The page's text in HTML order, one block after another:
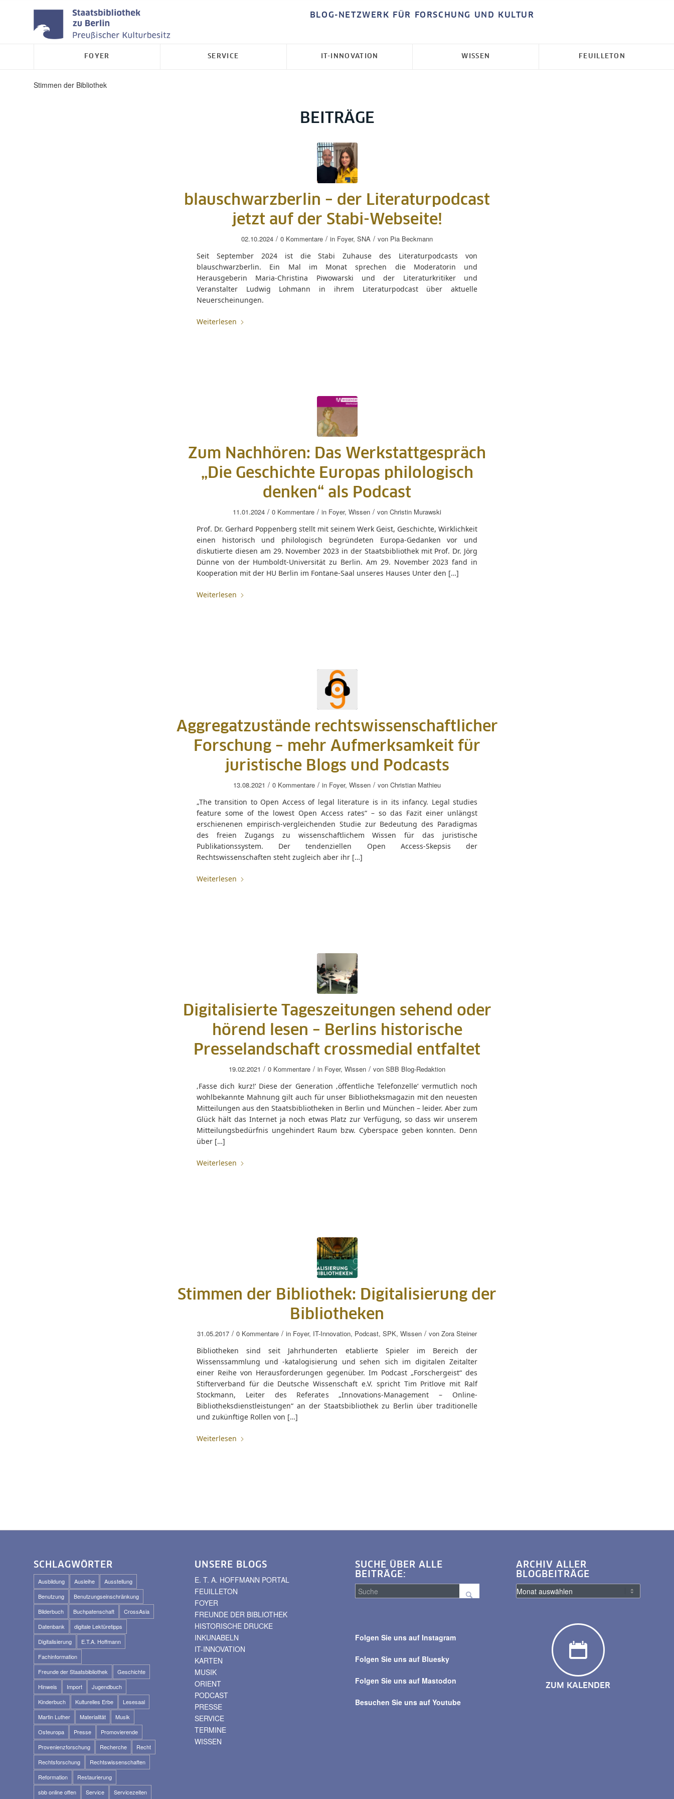
BLOG-NETZWERK FÜR FORSCHUNG UND KULTUR
FOYER SERVICE IT-INNOVATION WISSEN FEUILLETON
Stimmen der Bibliothek
BEITRÄGE
blauschwarzberlin – der Literaturpodcast
jetzt auf der Stabi-Webseite!
02.10.2024 / 0 Kommentare / in Foyer, SNA / von Pia Beckmann
Seit September 2024 ist die Stabi Zuhause des Literaturpodcasts von
blauschwarzberlin. Ein Mal im Monat sprechen die Moderatorin und
Herausgeberin Maria-Christina Piwowarski und der Literaturkritiker und
Veranstalter Ludwig Lohmann in ihrem Literaturpodcast über aktuelle
Neuerscheinungen.
Weiterlesen
Zum Nachhören: Das Werkstattgespräch
„Die Geschichte Europas philologisch
denken“ als Podcast
11.01.2024 / 0 Kommentare / in Foyer, Wissen / von Christin Murawski
Prof. Dr. Gerhard Poppenberg stellt mit seinem Werk Geist, Geschichte, Wirklichkeit
einen historisch und philologisch begründeten Europa-Gedanken vor und
diskutierte diesen am 29. November 2023 in der Staatsbibliothek mit Prof. Dr. Jörg
Dünne von der Humboldt-Universität zu Berlin. Am 29. November 2023 fand in
Kooperation mit der HU Berlin im Fontane-Saal unseres Hauses Unter den […]
Weiterlesen
Aggregatzustände rechtswissenschaftlicher
Forschung – mehr Aufmerksamkeit für
juristische Blogs und Podcasts
13.08.2021 / 0 Kommentare / in Foyer, Wissen / von Christian Mathieu
„The transition to Open Access of legal literature is in its infancy. Legal studies
feature some of the lowest Open Access rates“ – so das Fazit einer unlängst
erschienenen empirisch-vergleichenden Studie zur Bedeutung des Paradigmas
des freien Zugangs zu wissenschaftlichem Wissen für das juristische
Publikationssystem. Der tendenziellen Open Access-Skepsis der
Rechtswissenschaften steht zugleich aber ihr […]
Weiterlesen
Digitalisierte Tageszeitungen sehend oder
hörend lesen – Berlins historische
Presselandschaft crossmedial entfaltet
19.02.2021 / 0 Kommentare / in Foyer, Wissen / von SBB Blog-Redaktion
‚Fasse dich kurz!‘ Diese der Generation ‚öffentliche Telefonzelle‘ vermutlich noch
wohlbekannte Mahnung gilt auch für unser Bibliotheksmagazin mit den neuesten
Mitteilungen aus den Staatsbibliotheken in Berlin und München – leider. Aber zum
Glück hält das Internet ja noch etwas Platz zur Verfügung, so dass wir unserem
Mitteilungsbedürfnis ungehindert Raum bzw. Cyberspace geben konnten. Denn
über […]
Weiterlesen
Stimmen der Bibliothek: Digitalisierung der
Bibliotheken
31.05.2017 / 0 Kommentare / in Foyer, IT-Innovation, Podcast, SPK, Wissen / von Zora Steiner
Bibliotheken sind seit Jahrhunderten etablierte Spieler im Bereich der
Wissenssammlung und -katalogisierung und sehen sich im digitalen Zeitalter
einer Reihe von Herausforderungen gegenüber. Im Podcast „Forschergeist“ des
Stifterverband für die Deutsche Wissenschaft e.V. spricht Tim Pritlove mit Ralf
Stockmann, Leiter des Referates „Innovations-Management – Online-
Bibliotheksdienstleistungen“ an der Staatsbibliothek zu Berlin über traditionelle
und zukünftige Rollen von […]
Weiterlesen
SCHLAGWÖRTER
Ausbildung Ausleihe
Ausstellung
Benutzung
Benutzungseinschränkung
Bilderbuch
Buchpatenschaft
CrossAsia
Datenbank
digitale Lektüretipps
Digitalisierung
E.T.A. Hoffmann
Fachinformation
Freunde der Staatsbibliothek
Geschichte
Hinweis
Import
Jugendbuch
Kinderbuch
Kulturelles Erbe
Lesesaal
Martin Luther
Materialität
Musik
Osteuropa
Presse
Promovierende
Provenienzforschung
Recherche
Recht
Rechtsforschung
Rechtswissenschaften
Reformation
Restaurierung
sbb online offen
Service Servicezeiten
UNSERE BLOGS
E. T. A. HOFFMANN PORTAL
FEUILLETON
FOYER
FREUNDE DER BIBLIOTHEK
HISTORISCHE DRUCKE
INKUNABELN
IT-INNOVATION
KARTEN
MUSIK
ORIENT
PODCAST
PRESSE
SERVICE
TERMINE
WISSEN
SUCHE ÜBER ALLE
BEITRÄGE:
alle
Folgen Sie uns auf Instagram
Folgen Sie uns auf Bluesky
Folgen Sie uns auf Mastodon
Besuchen Sie uns auf Youtube
ARCHIV ALLER
BLOGBEITRÄGE
ZUM KALENDER